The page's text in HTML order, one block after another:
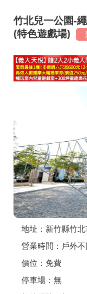
最新留言
商家合作
聯絡我們
APP下載
竹北兒一公園-
(特色遊戲場)
地址：新竹縣竹
營業時間：戶外不
價位：免費
停車場：無